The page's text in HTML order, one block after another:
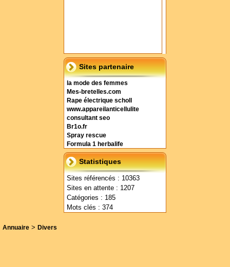
Sites partenaire
la mode des femmes
Mes-bretelles.com
Rape électrique scholl
www.appareilanticellulite
consultant seo
Br1o.fr
Spray rescue
Formula 1 herbalife
Statistiques
Sites référencés : 10363
Sites en attente : 1207
Catégories : 185
Mots clés : 374
Annuaire > Divers